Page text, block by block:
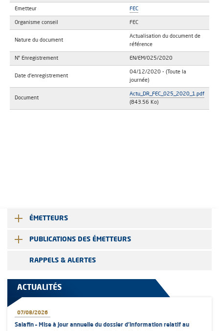
Emetteur FEC
Organisme conseil FEC
Nature du document
Actualisation du document de
référence
N° Enregistrement EN/EM/025/2020
Date d'enregistrement
04/12/2020 - (Toute la
journée)
Document
Actu_DR_FEC_025_2020_1.pdf
(843.56 Ko)
ÉMETTEURS
PUBLICATIONS DES ÉMETTEURS
RAPPELS & ALERTES
ACTUALITÉS
07/08/2026
Salafin – Mise à jour annuelle du dossier d’information relatif au